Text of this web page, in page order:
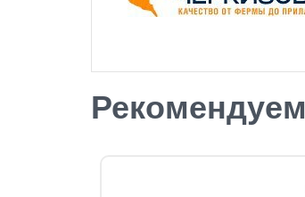
Рекомендуем